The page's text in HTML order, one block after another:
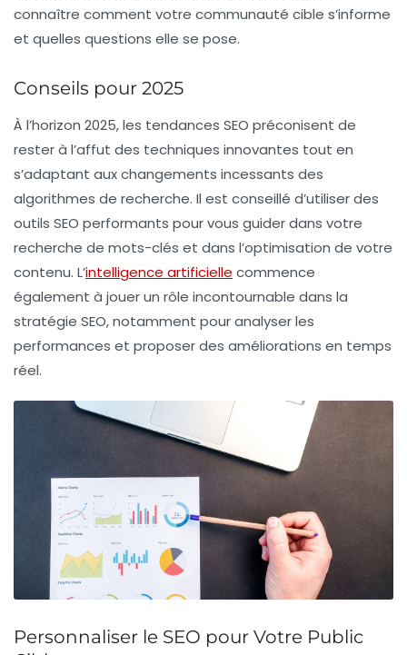
connaître comment votre communauté cible s’informe
et quelles questions elle se pose.
Conseils pour 2025
À l’horizon 2025, les tendances SEO préconisent de
rester à l’affut des techniques innovantes tout en
s’adaptant aux changements incessants des
algorithmes de recherche. Il est conseillé d’utiliser des
outils SEO performants pour vous guider dans votre
recherche de mots-clés et dans l’optimisation de votre
contenu. L’intelligence artificielle commence
également à jouer un rôle incontournable dans la
stratégie SEO, notamment pour analyser les
performances et proposer des améliorations en temps
réel.
Personnaliser le SEO pour Votre Public